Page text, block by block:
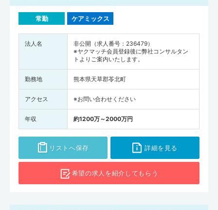
常勤 ケアミックス
法人名
非公開（求人番号：236479）
※ヤクマッチ会員登録後に弊社コンサルタン
トよりご案内いたします。
勤務地 熊本県天草郡苓北町
アクセス ※お問い合わせください
年収 約1200万～2000万円
リストへ保存 詳細を見る
希望の求人を紹介してもらう